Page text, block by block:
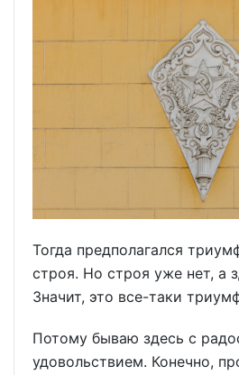
Тогда предполагался
строя. Но строя уже нет, а
Значит, это все-таки
Потому бываю здесь с
удовольствием. Конечно,